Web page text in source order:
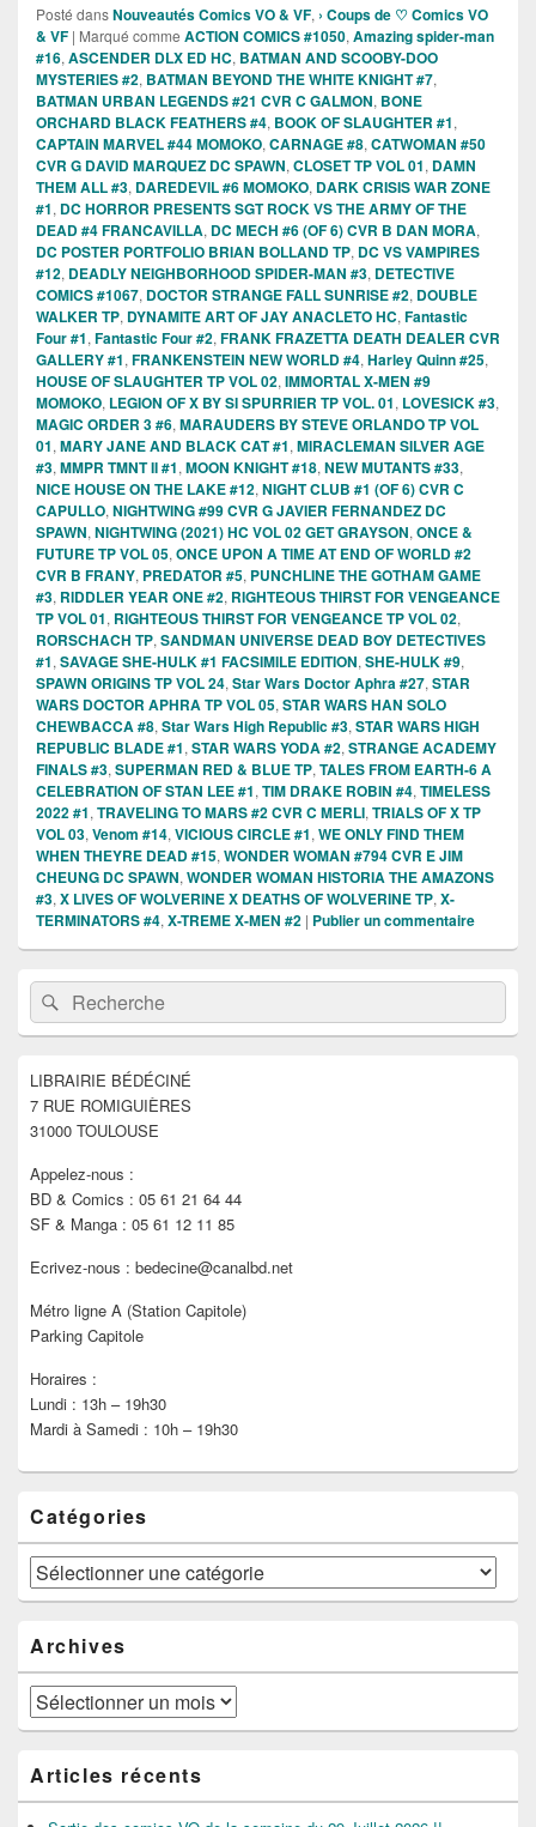
Posté dansNouveautés Comics VO & VF, › Coups de ♡ Comics VO
& VF | Marqué comme ACTION COMICS #1050,Amazing spider-man
#16,ASCENDER DLX ED HC, BATMAN AND SCOOBY-DOO
MYSTERIES #2, BATMAN BEYOND THE WHITE KNIGHT #7,
BATMAN URBAN LEGENDS #21 CVR C GALMON, BONE
ORCHARD BLACK FEATHERS #4, BOOK OF SLAUGHTER #1,
CAPTAIN MARVEL #44 MOMOKO,CARNAGE #8,CATWOMAN #50
CVR G DAVID MARQUEZ DC SPAWN,CLOSET TP VOL 01, DAMN
THEM ALL #3, DAREDEVIL #6 MOMOKO, DARK CRISIS WAR ZONE
#1, DC HORROR PRESENTS SGT ROCK VS THE ARMY OF THE
DEAD #4 FRANCAVILLA, DC MECH #6 (OF 6) CVR B DAN MORA,
DC POSTER PORTFOLIO BRIAN BOLLAND TP, DC VS VAMPIRES
#12, DEADLY NEIGHBORHOOD SPIDER-MAN #3, DETECTIVE
COMICS #1067, DOCTOR STRANGE FALL SUNRISE #2, DOUBLE
WALKER TP, DYNAMITE ART OF JAY ANACLETO HC,Fantastic
Four #1,Fantastic Four #2,FRANK FRAZETTA DEATH DEALER CVR
GALLERY #1,FRANKENSTEIN NEW WORLD #4,Harley Quinn #25,
HOUSE OF SLAUGHTER TP VOL 02,IMMORTAL X-MEN #9
MOMOKO, LEGION OF X BY SI SPURRIER TP VOL. 01, LOVESICK #3,
MAGIC ORDER 3 #6,MARAUDERS BY STEVE ORLANDO TP VOL
01,MARY JANE AND BLACK CAT #1,MIRACLEMAN SILVER AGE
#3,MMPR TMNT II #1,MOON KNIGHT #18,NEW MUTANTS #33,
NICE HOUSE ON THE LAKE #12,NIGHT CLUB #1 (OF 6) CVR C
CAPULLO,NIGHTWING #99 CVR G JAVIER FERNANDEZ DC
SPAWN,NIGHTWING (2021) HC VOL 02 GET GRAYSON,ONCE &
FUTURE TP VOL 05,ONCE UPON A TIME AT END OF WORLD #2
CVR B FRANY, PREDATOR #5, PUNCHLINE THE GOTHAM GAME
#3, RIDDLER YEAR ONE #2, RIGHTEOUS THIRST FOR VENGEANCE
TP VOL 01, RIGHTEOUS THIRST FOR VENGEANCE TP VOL 02,
RORSCHACH TP,SANDMAN UNIVERSE DEAD BOY DETECTIVES
#1,SAVAGE SHE-HULK #1 FACSIMILE EDITION,SHE-HULK #9,
SPAWN ORIGINS TP VOL 24,Star Wars Doctor Aphra #27,STAR
WARS DOCTOR APHRA TP VOL 05,STAR WARS HAN SOLO
CHEWBACCA #8,Star Wars High Republic #3,STAR WARS HIGH
REPUBLIC BLADE #1,STAR WARS YODA #2,STRANGE ACADEMY
FINALS #3,SUPERMAN RED & BLUE TP,TALES FROM EARTH-6 A
CELEBRATION OF STAN LEE #1,TIM DRAKE ROBIN #4,TIMELESS
2022 #1,TRAVELING TO MARS #2 CVR C MERLI,TRIALS OF X TP
VOL 03,Venom #14,VICIOUS CIRCLE #1,WE ONLY FIND THEM
WHEN THEYRE DEAD #15,WONDER WOMAN #794 CVR E JIM
CHEUNG DC SPAWN,WONDER WOMAN HISTORIA THE AMAZONS
#3,X LIVES OF WOLVERINE X DEATHS OF WOLVERINE TP,X-
TERMINATORS #4,X-TREME X-MEN #2 | Publier un commentaire
Zone
principale
de
widget
barre
latérale
Recherche :Rechercher
LIBRAIRIE BÉDÉCINÉ
7 RUE ROMIGUIÈRES
31000 TOULOUSE
Appelez-nous :
BD & Comics : 05 61 21 64 44
SF & Manga : 05 61 12 11 85
Ecrivez-nous : bedecine@canalbd.net
Métro ligne A (Station Capitole)
Parking Capitole
Horaires :
Lundi : 13h – 19h30
Mardi à Samedi : 10h – 19h30
Catégories
Catégories
Archives
Archives
Articles récents